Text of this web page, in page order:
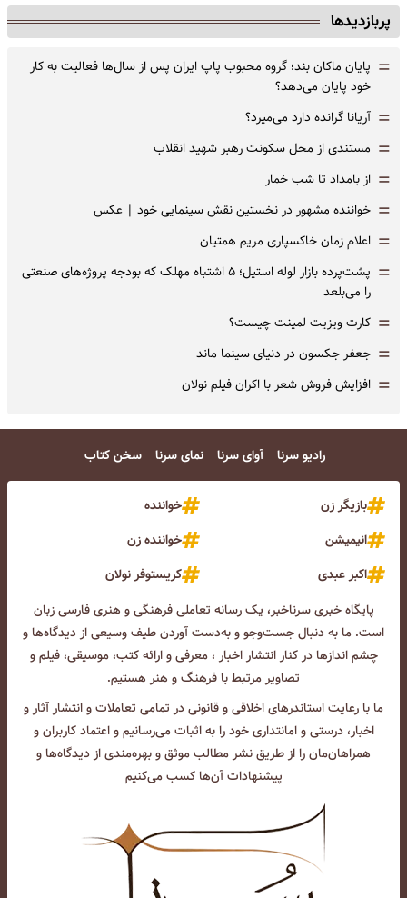
پربازدیدها
= پایان ماکان بند؛ گروه محبوب پاپ ایران پس از سال‌ها فعالیت به کار
خود پایان می‌دهد؟
= آریانا گرانده دارد می‌میرد؟
= مستندی از محل سکونت رهبر شهید انقلاب
= از بامداد تا شب خمار
= خواننده مشهور در نخستین نقش سینمایی خود |‌ عکس
= اعلام زمان خاکسپاری مریم همتیان
=
پشت‌پرده بازار لوله استیل؛ ۵ اشتباه مهلک که بودجه پروژه‌های صنعتی
را می‌بلعد
= کارت ویزیت لمینت چیست؟
= جعفر جکسون در دنیای سینما ماند
= افزایش فروش شعر با اکران فیلم نولان
رادیو سرنا آوای سرنا نمای سرنا سخن کتاب
بازیگر زن
خواننده
انیمیشن
خواننده زن
اکبر عبدی
کریستوفر نولان
پایگاه خبری سرناخبر، یک رسانه تعاملی فرهنگی و هنری فارسی زبان
است. ما به دنبال جست‌و‌جو و به‌دست آوردن طیف وسیعی از دیدگاه‌ها و
چشم انداز‌ها در کنار انتشار اخبار ، معرفی و ارائه کتب، موسیقی، فیلم و
تصاویر مرتبط با فرهنگ و هنر هستیم.
ما با رعایت استاندرهای اخلاقی و قانونی در تمامی تعاملات و انتشار آثار و
اخبار، درستی و امانتداری خود را به اثبات می‌رسانیم و اعتماد کاربران و
همراهان‌مان را از طریق نشر مطالب موثق و بهره‌مندی از دیدگاه‌ها و
پیشنهادات آن‌ها کسب می‌کنیم